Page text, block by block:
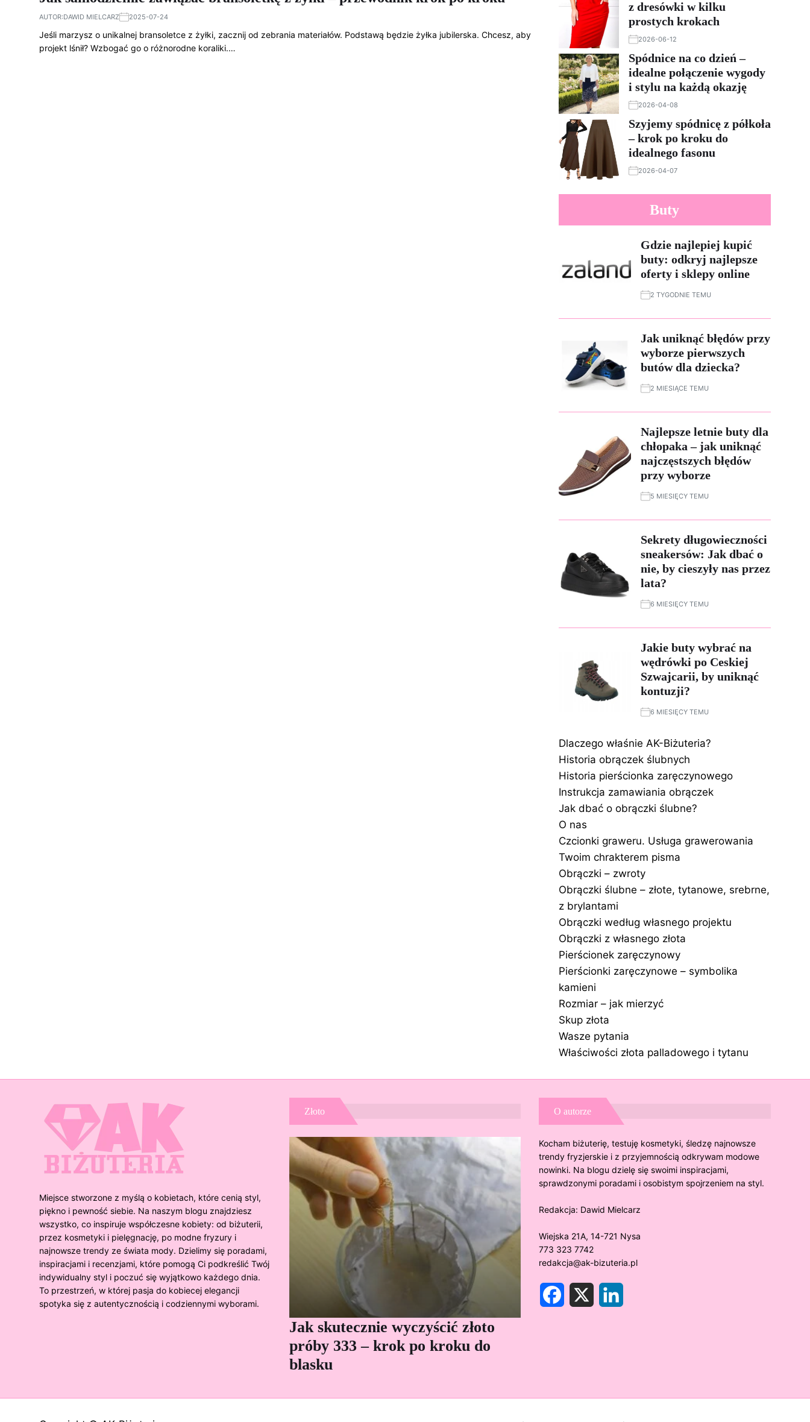
AUTOR:DAWID MIELCARZ 2025-07-24
Jeśli marzysz o unikalnej bransoletce z żyłki, zacznij od zebrania materiałów. Podstawą będzie żyłka jubilerska. Chcesz, aby
projekt lśnił? Wzbogać go o różnorodne koraliki.…
z dresówki w kilku
prostych krokach
2026-06-12
Spódnice na co dzień –
idealne połączenie wygody
i stylu na każdą okazję
2026-04-08
Szyjemy spódnicę z półkoła
– krok po kroku do
idealnego fasonu
2026-04-07
Buty
Gdzie najlepiej kupić
buty: odkryj najlepsze
oferty i sklepy online
2 TYGODNIE TEMU
Jak uniknąć błędów przy
wyborze pierwszych
butów dla dziecka?
2 MIESIĄCE TEMU
Najlepsze letnie buty dla
chłopaka – jak uniknąć
najczęstszych błędów
przy wyborze
5 MIESIĘCY TEMU
Sekrety długowieczności
sneakersów: Jak dbać o
nie, by cieszyły nas przez
lata?
6 MIESIĘCY TEMU
Jakie buty wybrać na
wędrówki po Ceskiej
Szwajcarii, by uniknąć
kontuzji?
6 MIESIĘCY TEMU
Dlaczego właśnie AK-Biżuteria?
Historia obrączek ślubnych
Historia pierścionka zaręczynowego
Instrukcja zamawiania obrączek
Jak dbać o obrączki ślubne?
O nas
Czcionki graweru. Usługa grawerowania
Twoim chrakterem pisma
Obrączki – zwroty
Obrączki ślubne – złote, tytanowe, srebrne,
z brylantami
Obrączki według własnego projektu
Obrączki z własnego złota
Pierścionek zaręczynowy
Pierścionki zaręczynowe – symbolika
kamieni
Rozmiar – jak mierzyć
Skup złota
Wasze pytania
Właściwości złota palladowego i tytanu
Miejsce stworzone z myślą o kobietach, które cenią styl,
piękno i pewność siebie. Na naszym blogu znajdziesz
wszystko, co inspiruje współczesne kobiety: od biżuterii,
przez kosmetyki i pielęgnację, po modne fryzury i
najnowsze trendy ze świata mody. Dzielimy się poradami,
inspiracjami i recenzjami, które pomogą Ci podkreślić Twój
indywidualny styl i poczuć się wyjątkowo każdego dnia.
To przestrzeń, w której pasja do kobiecej elegancji
spotyka się z autentycznością i codziennymi wyborami.
Złoto
Jak skutecznie wyczyścić złoto
próby 333 – krok po kroku do
blasku
O autorze
Kocham biżuterię, testuję kosmetyki, śledzę najnowsze
trendy fryzjerskie i z przyjemnością odkrywam modowe
nowinki. Na blogu dzielę się swoimi inspiracjami,
sprawdzonymi poradami i osobistym spojrzeniem na styl.
Redakcja: Dawid Mielcarz
Wiejska 21A, 14-721 Nysa
773 323 7742
redakcja@ak-bizuteria.pl
X